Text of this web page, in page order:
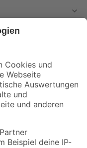
mehr verpassen!